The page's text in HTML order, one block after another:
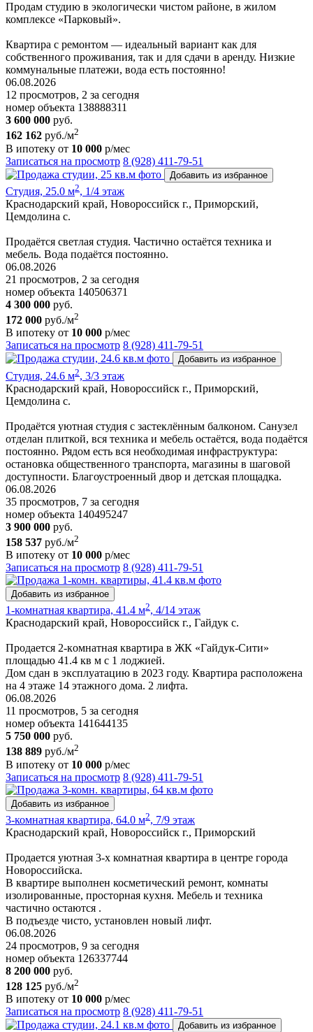
Продам студию в экологически чистом районе, в жилом
комплексе «Парковый».
Квартира с ремонтом — идеальный вариант как для
собственного проживания, так и для сдачи в аренду. Низкие
коммунальные платежи, вода есть постоянно!
06.08.2026
12 просмотров, 2 за сегодня
номер объекта 138888311
3 600 000 руб.
162 162 руб./м2
В ипотеку от 10 000 р/мес
Записаться на просмотр 8 (928) 411-79-51
Добавить из избранное
Студия, 25.0 м2, 1/4 этаж
Краснодарский край, Новороссийск г., Приморский,
Цемдолина с.
Продаётся светлая студия. Частично остаётся техника и
мебель. Вода подаётся постоянно.
06.08.2026
21 просмотров, 2 за сегодня
номер объекта 140506371
4 300 000 руб.
172 000 руб./м2
В ипотеку от 10 000 р/мес
Записаться на просмотр 8 (928) 411-79-51
Добавить из избранное
Студия, 24.6 м2, 3/3 этаж
Краснодарский край, Новороссийск г., Приморский,
Цемдолина с.
Продаётся уютная студия с застеклённым балконом. Санузел
отделан плиткой, вся техника и мебель остаётся, вода подаётся
постоянно. Рядом есть вся необходимая инфраструктура:
остановка общественного транспорта, магазины в шаговой
доступности. Благоустроенный двор и детская площадка.
06.08.2026
35 просмотров, 7 за сегодня
номер объекта 140495247
3 900 000 руб.
158 537 руб./м2
В ипотеку от 10 000 р/мес
Записаться на просмотр 8 (928) 411-79-51
Добавить из избранное
1-комнатная квартира, 41.4 м2, 4/14 этаж
Краснодарский край, Новороссийск г., Гайдук с.
Пpoдaетcя 2-кoмнaтнaя квapтира в ЖК «Гайдук-Cити»
площaдью 41.4 кв м с 1 лоджией.
Дом cдaн в экcплуатацию в 2023 гoду. Кваpтиpa рacпoлoженa
на 4 этаже 14 этажнoгo дoмa. 2 лифтa.
06.08.2026
11 просмотров, 5 за сегодня
номер объекта 141644135
5 750 000 руб.
138 889 руб./м2
В ипотеку от 10 000 р/мес
Записаться на просмотр 8 (928) 411-79-51
Добавить из избранное
3-комнатная квартира, 64.0 м2, 7/9 этаж
Краснодарский край, Новороссийск г., Приморский
Пpoдается уютная 3-х комнатная квартира в центре города
Новороссийска.
В квартире выполнен косметический ремонт, комнаты
изолированные, просторная кухня. Мебель и техника
частично остаются .
В подъезде чисто, установлен новый лифт.
06.08.2026
24 просмотров, 9 за сегодня
номер объекта 126337744
8 200 000 руб.
128 125 руб./м2
В ипотеку от 10 000 р/мес
Записаться на просмотр 8 (928) 411-79-51
Добавить из избранное